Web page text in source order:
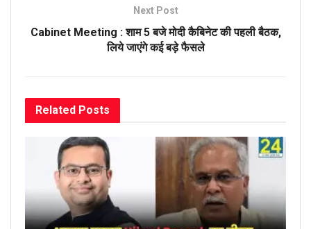
Next Post
Cabinet Meeting : शाम 5 बजे मोदी कैबिनेट की पहली बैठक,
लिये जाएंगे कई बड़े फैसले
Related Posts